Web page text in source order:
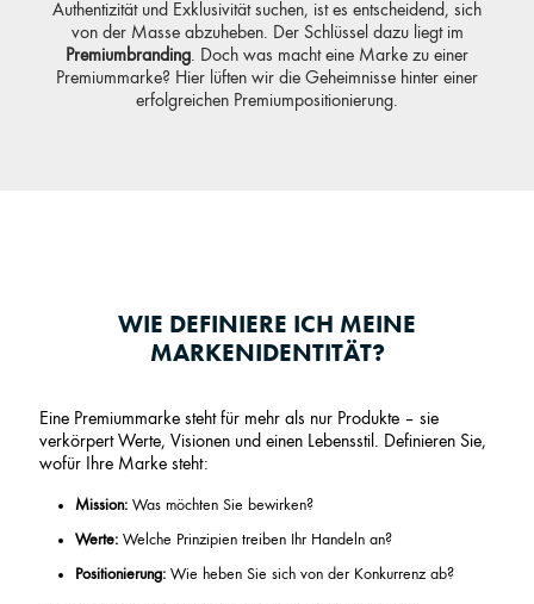
Authentizität und Exklusivität suchen, ist es entscheidend, sich
von der Masse abzuheben. Der Schlüssel dazu liegt im
Premiumbranding. Doch was macht eine Marke zu einer
Premiummarke? Hier lüften wir die Geheimnisse hinter einer
erfolgreichen Premiumpositionierung.
WIE DEFINIERE ICH MEINE
MARKENIDENTITÄT?
Eine Premiummarke steht für mehr als nur Produkte – sie
verkörpert Werte, Visionen und einen Lebensstil. Definieren Sie,
wofür Ihre Marke steht:
Mission: Was möchten Sie bewirken?
Werte: Welche Prinzipien treiben Ihr Handeln an?
Positionierung: Wie heben Sie sich von der Konkurrenz ab?